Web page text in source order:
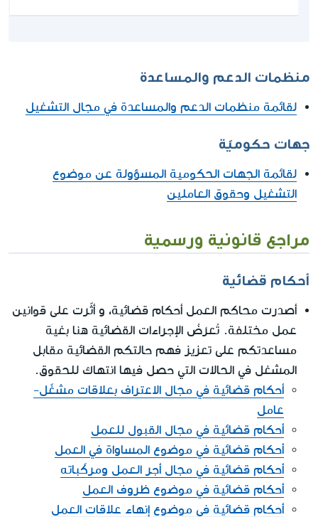
منظمات الدعم والمساعدة
لقائمة منظمات الدعم والمساعدة في مجال التشغيل
جهات حكوميّة
لقائمة الجهات الحكومية المسؤولة عن موضوع
التشغيل وحقوق العاملين
مراجع قانونية ورسمية
أحكام قضائية
أصدرت محاكم العمل أحكام قضائية، و أثّرت على قوانين
عمل مختلفة. تُعرَضُ الإجراءات القضائية هنا بغية
مساعدتكم على تعزيز فهم حالتكم القضائية مقابل
المشغل في الحالات التي حصل فيها انتهاك للحقوق.
أحكام قضائية في مجال الاعتراف بعلاقات مشغّل-
عامل
أحكام قضائية في مجال القبول للعمل
أحكام قضائية في موضوع المساواة في العمل
أحكام قضائية في مجال أجر العمل ومركّباته
أحكام قضائية في موضوع ظروف العمل
أحكام قضائية في موضوع إنهاء علاقات العمل